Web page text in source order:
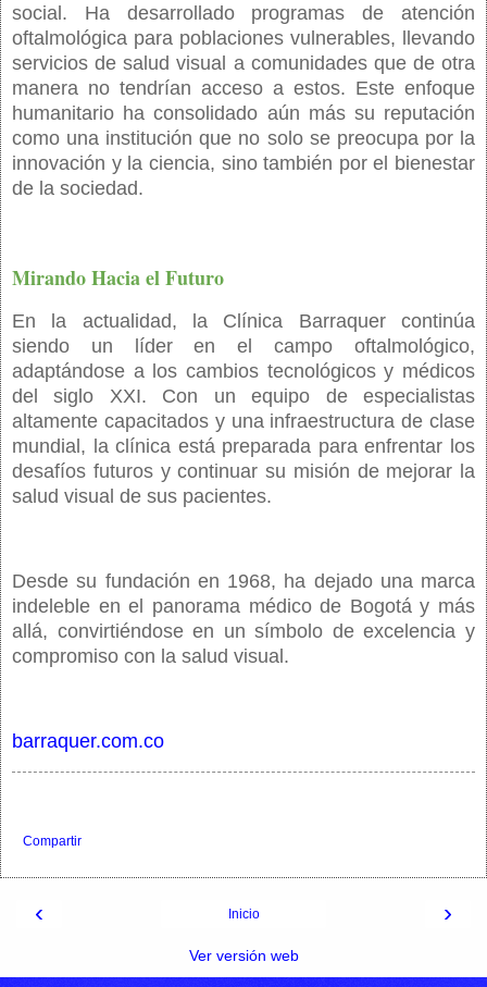
social. Ha desarrollado programas de atención
oftalmológica para poblaciones vulnerables, llevando
servicios de salud visual a comunidades que de otra
manera no tendrían acceso a estos. Este enfoque
humanitario ha consolidado aún más su reputación
como una institución que no solo se preocupa por la
innovación y la ciencia, sino también por el bienestar
de la sociedad.
Mirando Hacia el Futuro
En la actualidad, la Clínica Barraquer continúa
siendo un líder en el campo oftalmológico,
adaptándose a los cambios tecnológicos y médicos
del siglo XXI. Con un equipo de especialistas
altamente capacitados y una infraestructura de clase
mundial, la clínica está preparada para enfrentar los
desafíos futuros y continuar su misión de mejorar la
salud visual de sus pacientes.
Desde su fundación en 1968, ha dejado una marca
indeleble en el panorama médico de Bogotá y más
allá, convirtiéndose en un símbolo de excelencia y
compromiso con la salud visual.
barraquer.com.co
Compartir
‹ ›
Inicio
Ver versión web